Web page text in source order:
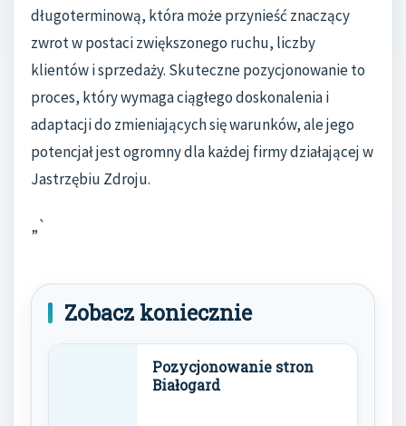
długoterminową, która może przynieść znaczący
zwrot w postaci zwiększonego ruchu, liczby
klientów i sprzedaży. Skuteczne pozycjonowanie to
proces, który wymaga ciągłego doskonalenia i
adaptacji do zmieniających się warunków, ale jego
potencjał jest ogromny dla każdej firmy działającej w
Jastrzębiu Zdroju.
„`
Zobacz koniecznie
Pozycjonowanie stron
Białogard